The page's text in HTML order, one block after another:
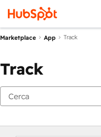
Marketplace App Track
Track